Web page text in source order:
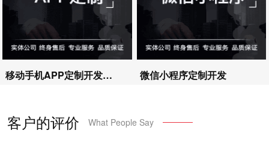
移动手机APP定制开发高级版 微信小程序定制开发
客户的评价 What People Say